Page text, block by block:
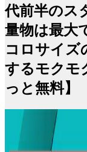
代前半のス
量物は最大
コロサイズ
するモクモ
っと無料】